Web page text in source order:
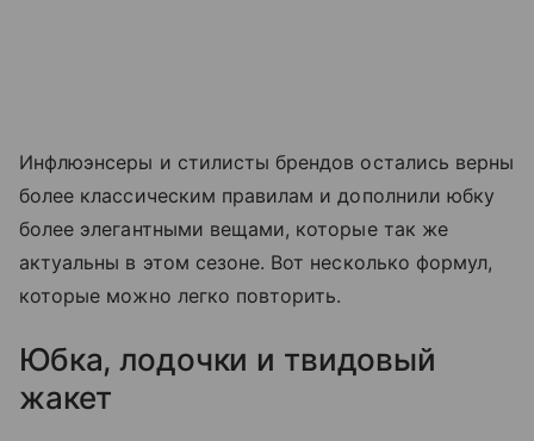
Инфлюэнсеры и стилисты брендов остались верны
более классическим правилам и дополнили юбку
более элегантными вещами, которые так же
актуальны в этом сезоне. Вот несколько формул,
которые можно легко повторить.
Юбка, лодочки и твидовый
жакет